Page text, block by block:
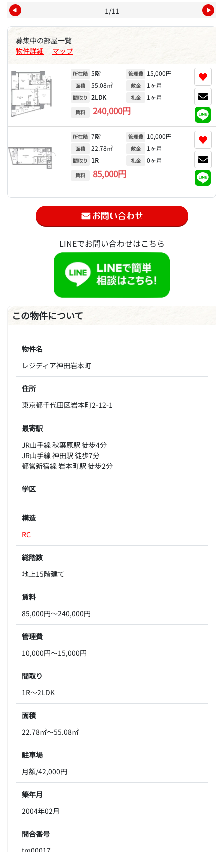
1/11
募集中の部屋一覧
物件詳細 | マップ
所在階 5階
面積 55.08㎡
間取り 2LDK
賃料 240,000円
管理費 15,000円
敷金 1ヶ月
礼金 1ヶ月
♥
所在階 7階
面積 22.78㎡
間取り 1R
賃料 85,000円
管理費 10,000円
敷金 1ヶ月
礼金 0ヶ月
♥
LINEでお問い合わせはこちら
この物件について
物件名
レジディア神田岩本町
住所
東京都千代田区岩本町2-12-1
最寄駅
JR山手線 秋葉原駅 徒歩4分
JR山手線 神田駅 徒歩7分
都営新宿線 岩本町駅 徒歩2分
学区
構造
RC
総階数
地上15階建て
賃料
85,000円～240,000円
管理費
10,000円～15,000円
間取り
1R～2LDK
面積
22.78㎡～55.08㎡
駐車場
月額/42,000円
築年月
2004年02月
問合番号